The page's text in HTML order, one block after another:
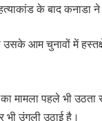
के बाद कनाडा
उसके आम चुनावों में
का मामला पहले भी
उंगली उठाई है।